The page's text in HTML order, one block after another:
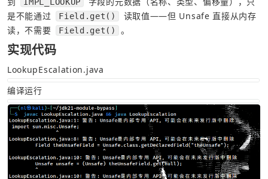
是不能通过
Field.get()
读取值——但 Unsafe 直接从内存
读，不需要
Field.get() 。
实现代码
LookupEscalation.java
编译运行